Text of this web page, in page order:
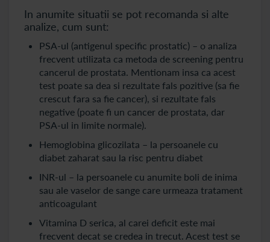
In anumite situatii se pot recomanda si alte
analize, cum sunt:
PSA-ul (antigenul specific prostatic) – o analiza
frecvent utilizata ca metoda de screening pentru
cancerul de prostata. Mentionam insa ca acest
test poate sa dea si rezultate fals pozitive (sa fie
crescut fara sa fie cancer), si rezultate fals
negative (poate fi un cancer de prostata, dar
PSA-ul in limite normale).
Hemoglobina glicozilata – la persoanele cu
diabet zaharat sau la risc pentru diabet
INR-ul – la persoanele cu anumite boli de inima
sau ale vaselor de sange care urmeaza tratament
anticoagulant
Vitamina D serica, al carei deficit este mai
frecvent decat se credea in trecut. Acest test se